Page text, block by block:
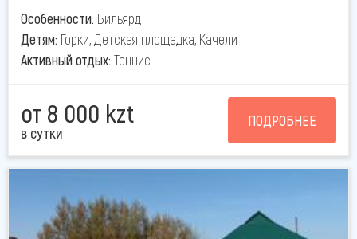
Особенности: Бильярд
Детям: Горки, Детская площадка, Качели
Активный отдых: Теннис
от 8 000 kzt
в сутки
ПОДРОБНЕЕ